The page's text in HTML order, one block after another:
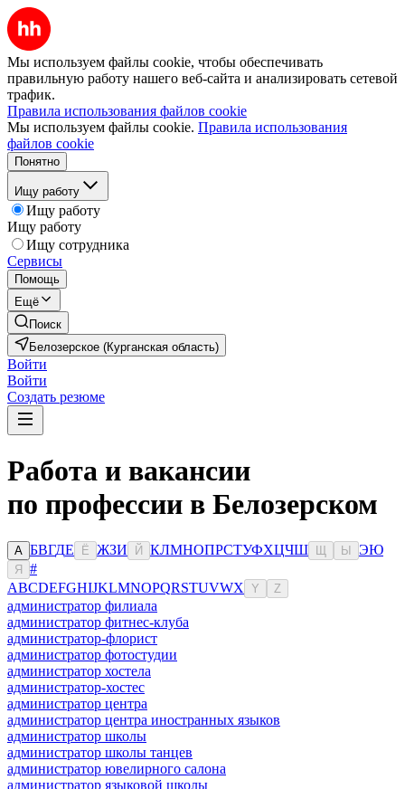
Мы используем файлы cookie, чтобы обеспечивать
правильную работу нашего веб-сайта и анализировать сетевой
трафик.
Правила использования файлов cookie
Мы используем файлы cookie. Правила использования
файлов cookie
Понятно
Ищу работу
Ищу работу
Ищу работу
Ищу сотрудника
Сервисы
Помощь
Ещё
Поиск
Белозерское (Курганская область)
Войти
Войти
Создать резюме
Работа и вакансии
по профессии в Белозерском
А БВГДЕ Ё ЖЗИ Й КЛМНОПРСТУФХЦЧШ Ы ЭЮ
Я
#
ABCDEFGHIJKLMNOPQRSTUVWX Y Z
администратор филиала
администратор фитнес-клуба
администратор-флорист
администратор фотостудии
администратор хостела
администратор-хостес
администратор центра
администратор центра иностранных языков
администратор школы
администратор школы танцев
администратор ювелирного салона
администратор языковой школы